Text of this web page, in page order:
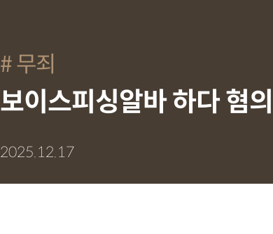
무죄
보이스피싱알바 하다 혐
2025.12.17